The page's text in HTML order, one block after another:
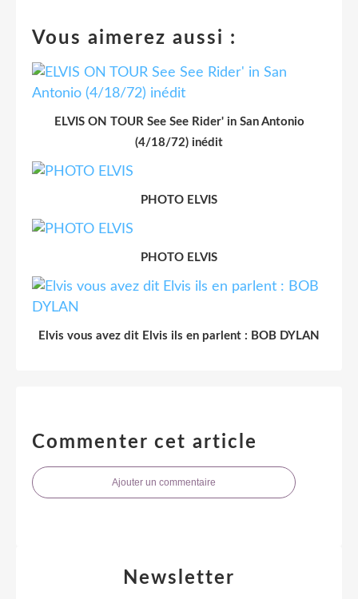
Vous aimerez aussi :
ELVIS ON TOUR See See Rider' in San Antonio
(4/18/72) inédit
PHOTO ELVIS
PHOTO ELVIS
Elvis vous avez dit Elvis ils en parlent : BOB DYLAN
Commenter cet article
Ajouter un commentaire
Newsletter